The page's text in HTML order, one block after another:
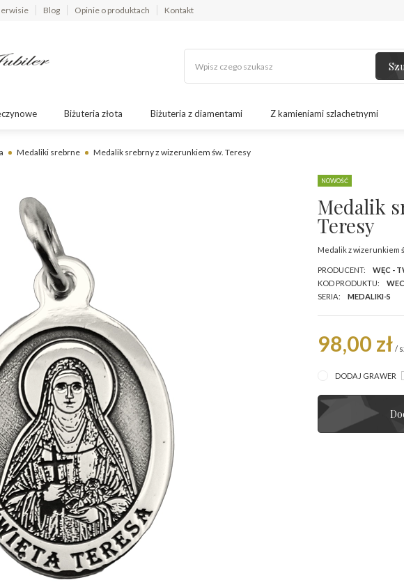
Blog Opinie o produktach Kontakt
Biżuteria złota Biżuteria z diamentami Z kamieniami szlachetnymi
Medaliki srebrne Medalik srebrny z wizerunkiem św. Teresy
NOWOŚĆ
Medalik
Teresy
Medalik z wizerunkiem
PRODUCENT:
WĘC -
KOD PRODUKTU:
SERIA:
MEDALIKI-S
98,00 zł /
DODAJ GRAWER